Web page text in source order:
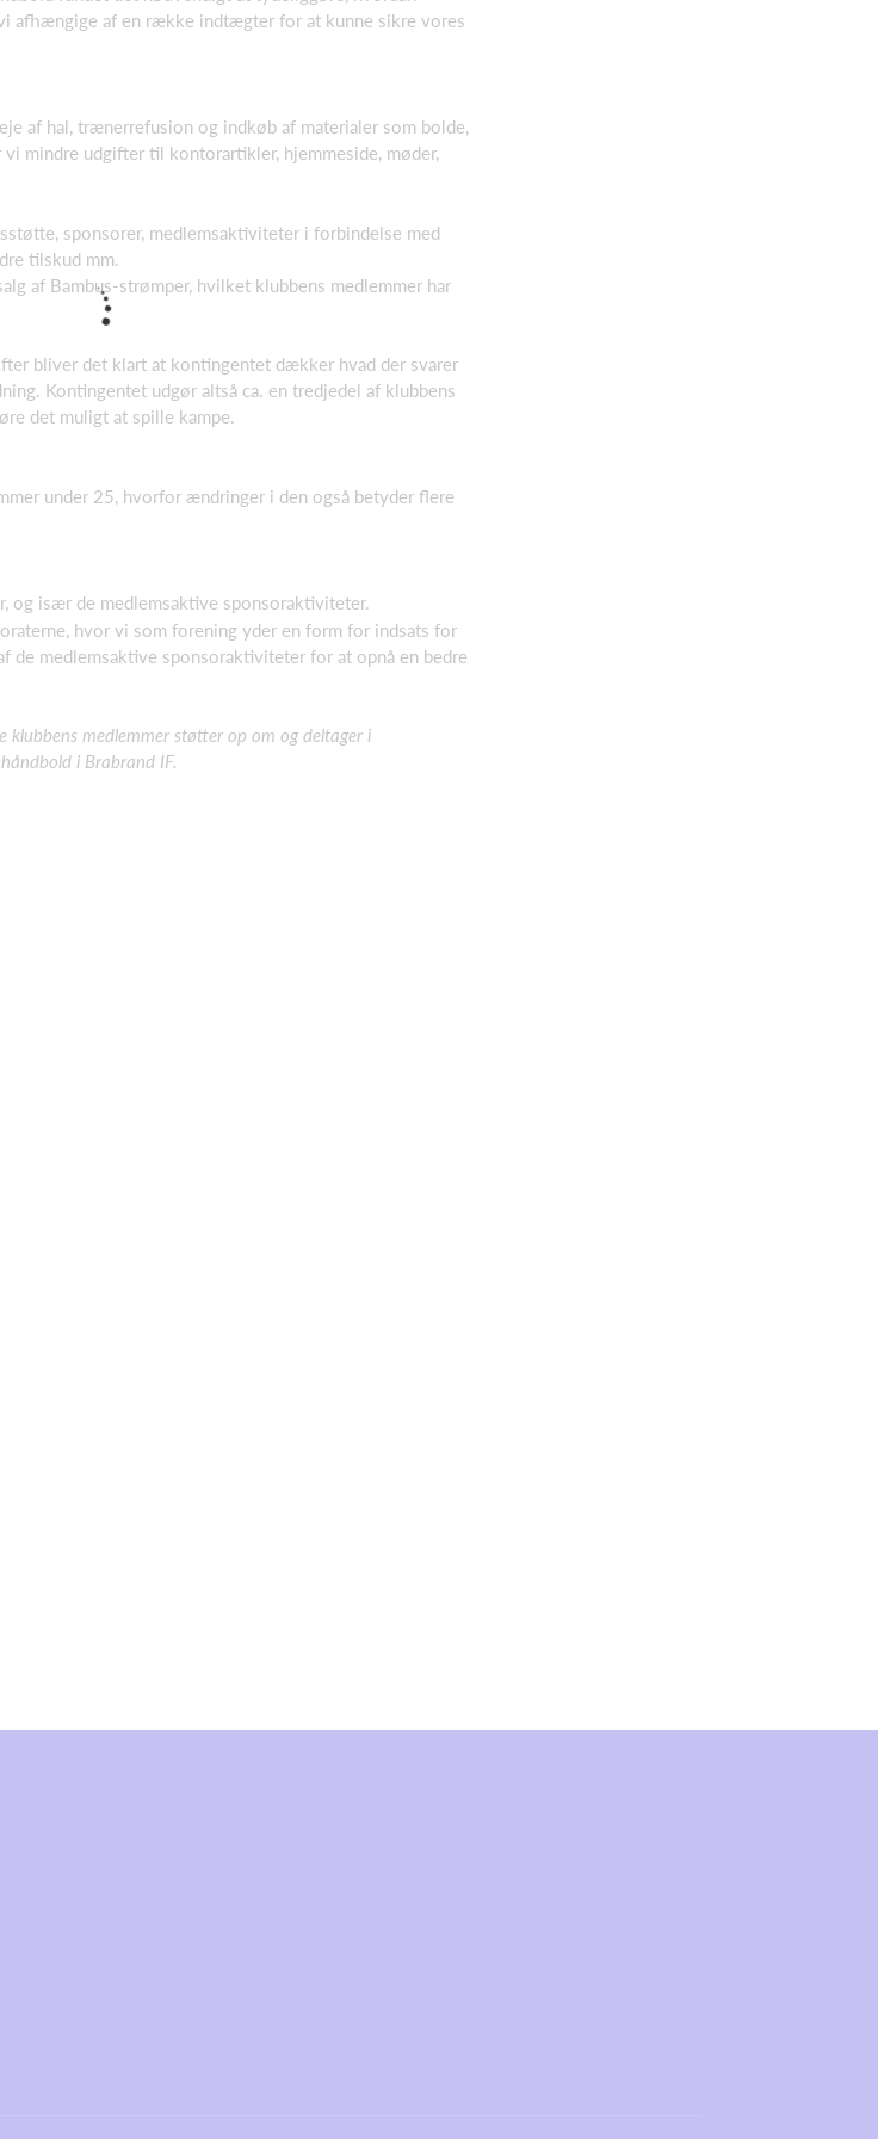
afhængige af en række indtægter for at kunne sikre vores
af hal, trænerrefusion og indkøb af materialer som bolde,
mindre udgifter til kontorartikler, hjemmeside, møder,
sponsorer, medlemsaktiviteter i forbindelse med
tilskud mm.
af Bambus-strømper, hvilket klubbens medlemmer har
bliver det klart at kontingentet dækker hvad der svarer
Kontingentet udgør altså ca. en tredjedel af klubbens
det muligt at spille kampe.
under 25, hvorfor ændringer i den også betyder flere
og især de medlemsaktive sponsoraktiviteter.
hvor vi som forening yder en form for indsats for
medlemsaktive sponsoraktiviteter for at opnå en bedre
klubbens medlemmer støtter op om og deltager i
i Brabrand IF.